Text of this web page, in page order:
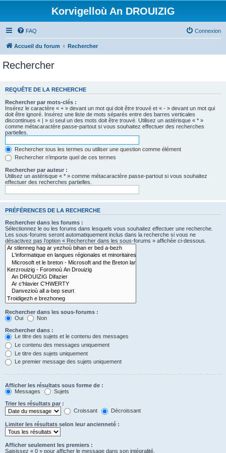
Korvigelloù An DROUIZIG
FAQ Connexion
Accueil du forum Rechercher
Rechercher
REQUÊTE DE LA RECHERCHE
Rechercher par mots-clés :
Insérez le caractère « + » devant un mot qui doit être trouvé et « - » devant un mot qui
doit être ignoré. Insérez une liste de mots séparés entre des barres verticales
discontinues « | » si seul un des mots doit être trouvé. Utilisez un astérisque « * »
comme métacaractère passe-partout si vous souhaitez effectuer des recherches
partielles.
Rechercher tous les termes ou utiliser une question comme élément
Rechercher n’importe quel de ces termes
Rechercher par auteur :
Utilisez un astérisque « * » comme métacaractère passe-partout si vous souhaitez
effectuer des recherches partielles.
PRÉFÉRENCES DE LA RECHERCHE
Rechercher dans les forums :
Sélectionnez le ou les forums dans lesquels vous souhaitez effectuer une recherche.
Les sous-forums seront automatiquement inclus dans la recherche si vous ne
désactivez pas l’option « Rechercher dans les sous-forums » affichée ci-dessous.
Rechercher dans les sous-forums :
Oui
Non
Rechercher dans :
Le titre des sujets et le contenu des messages
Le contenu des messages uniquement
Le titre des sujets uniquement
Le premier message des sujets uniquement
Afficher les résultats sous forme de :
Messages
Sujets
Trier les résultats par :
Croissant
Décroissant
Limiter les résultats selon leur ancienneté :
Afficher seulement les premiers :
Saisissez « 0 » pour afficher le message dans son intégralité.